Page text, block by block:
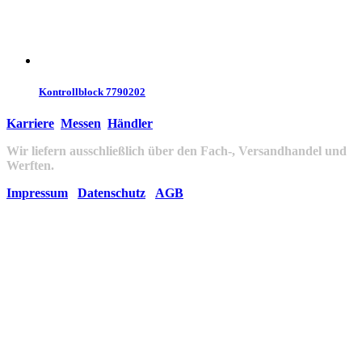
Kontrollblock 7790202
Karriere Messen Händler
Wir liefern ausschließlich über den Fach-, Versandhandel und
Werften.
Impressum
Datenschutz AGB